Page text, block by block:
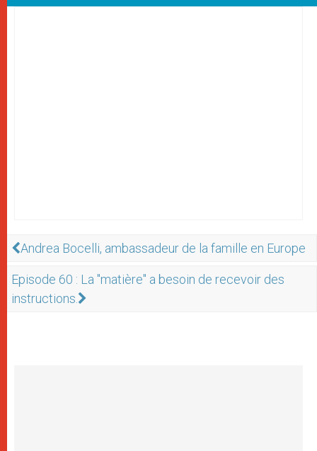
Andrea Bocelli, ambassadeur de la famille en Europe
Episode 60 : La "matière" a besoin de recevoir des
instructions.